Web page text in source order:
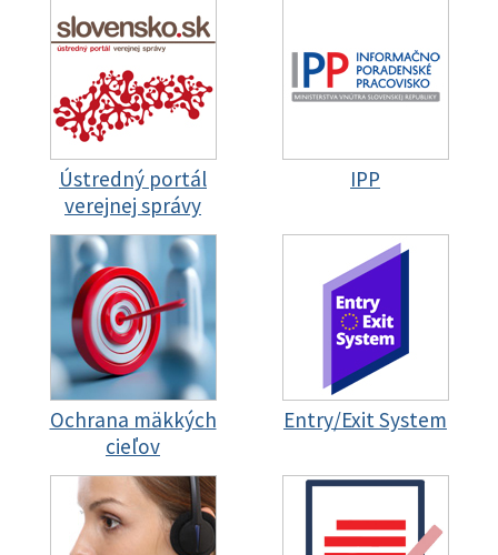
Ústredný portál
verejnej správy
IPP
Ochrana mäkkých
cieľov
Entry/Exit System